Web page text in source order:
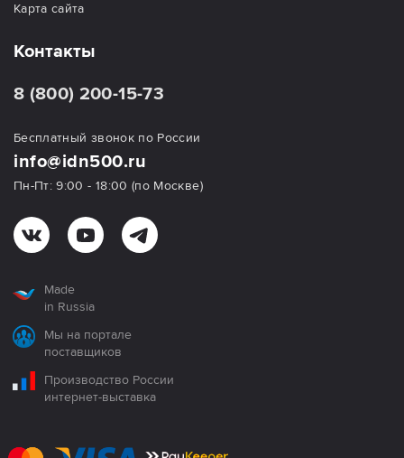
Карта сайта
Контакты
8 (800) 200-15-73
Бесплатный звонок по России
info@idn500.ru
Пн-Пт: 9:00 - 18:00 (по Москве)
Made
in Russia
Мы на портале
поставщиков
Производство России
интернет-выставка